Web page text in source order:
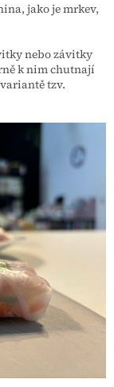
jako je mrkev,
nebo závitky
k nim chutnají
tzv.